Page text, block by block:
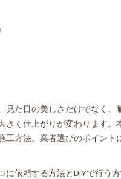
見た目の美しさだけでなく、
きく仕上がりが変わります。
工方法、業者選びのポイント
に依頼する方法とDIYで行う